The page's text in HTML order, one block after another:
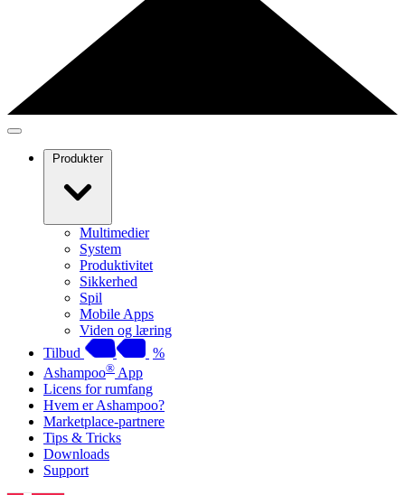
Produkter
Multimedier
System
Produktivitet
Sikkerhed
Spil
Mobile Apps
Viden og læring
Tilbud
%
Ashampoo® App
Licens for rumfang
Hvem er Ashampoo?
Marketplace-partnere
Tips & Tricks
Downloads
Support